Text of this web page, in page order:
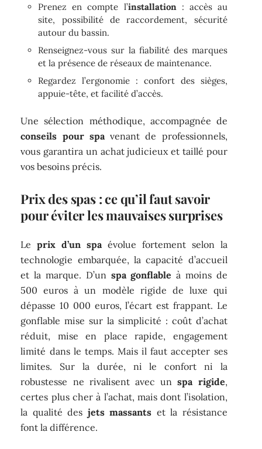
Prenez en compte l’installation: accès au
site, possibilité de raccordement, sécurité
autour du bassin.
Renseignez-vous sur la fiabilité des marques
et la présence de réseaux de maintenance.
Regardez l’ergonomie : confort des sièges,
appuie-tête, et facilité d’accès.
Une sélection méthodique, accompagnée de
conseils pour spavenant de professionnels,
vous garantira un achat judicieux et taillé pour
vos besoins précis.
Prix des spas : ce qu’il faut savoir
pour éviter les mauvaises surprises
Leprix d’un spa évolue fortement selon la
technologie embarquée, la capacité d’accueil
et la marque. D’un spa gonflable à moins de
500 euros à un modèle rigide de luxe qui
dépasse 10 000 euros, l’écart est frappant. Le
gonflable mise sur la simplicité : coût d’achat
réduit, mise en place rapide, engagement
limité dans le temps. Mais il faut accepter ses
limites. Sur la durée, ni le confort ni la
robustesse ne rivalisent avec unspa rigide,
certes plus cher à l’achat, mais dont l’isolation,
la qualité des jets massants et la résistance
font la différence.